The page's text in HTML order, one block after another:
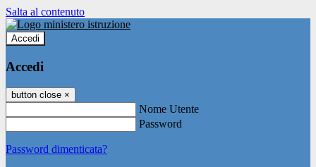
Salta al contenuto
Accedi
Accedi
button close ×
Nome Utente
Password
Password dimenticata?